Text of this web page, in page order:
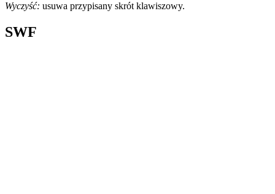
Wyczyść: usuwa przypisany skrót klawiszowy.
SWF